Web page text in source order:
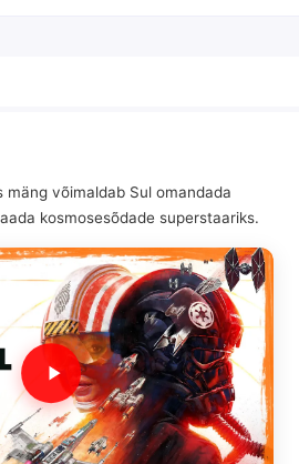
mäng võimaldab Sul omandada
kosmosesõdade superstaariks.